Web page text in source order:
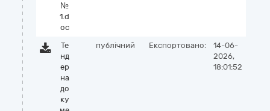
№
1.d
oc
Те
нд
ер
на
до
ку
публічний Експортовано:
14-06-
2026,
18:01:52